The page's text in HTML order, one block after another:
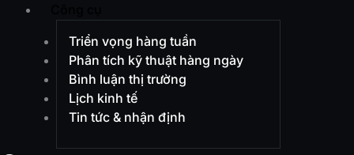
Triển vọng hàng tuần
Phân tích kỹ thuật hàng ngày
Bình luận thị trường
Lịch kinh tế
Tin tức & nhận định